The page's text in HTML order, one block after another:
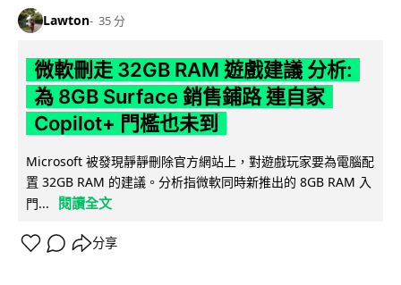
Lawton 35 分
微軟刪走 32GB RAM 遊戲建議 分析:
為 8GB Surface 銷售鋪路 連自家
Copilot+ 門檻也未到
Microsoft 被發現靜靜刪除官方網站上，對遊戲玩家要為電腦配
置 32GB RAM 的建議。分析指微軟同時新推出的 8GB RAM 入
門...
閱讀全文
分享